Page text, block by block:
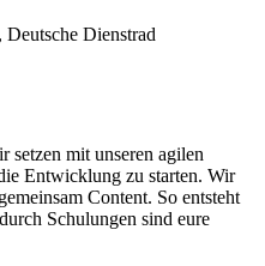
Dienstrad
setzen mit unseren agilen
Entwicklung zu starten. Wir
Content. So entsteht
Schulungen sind eure